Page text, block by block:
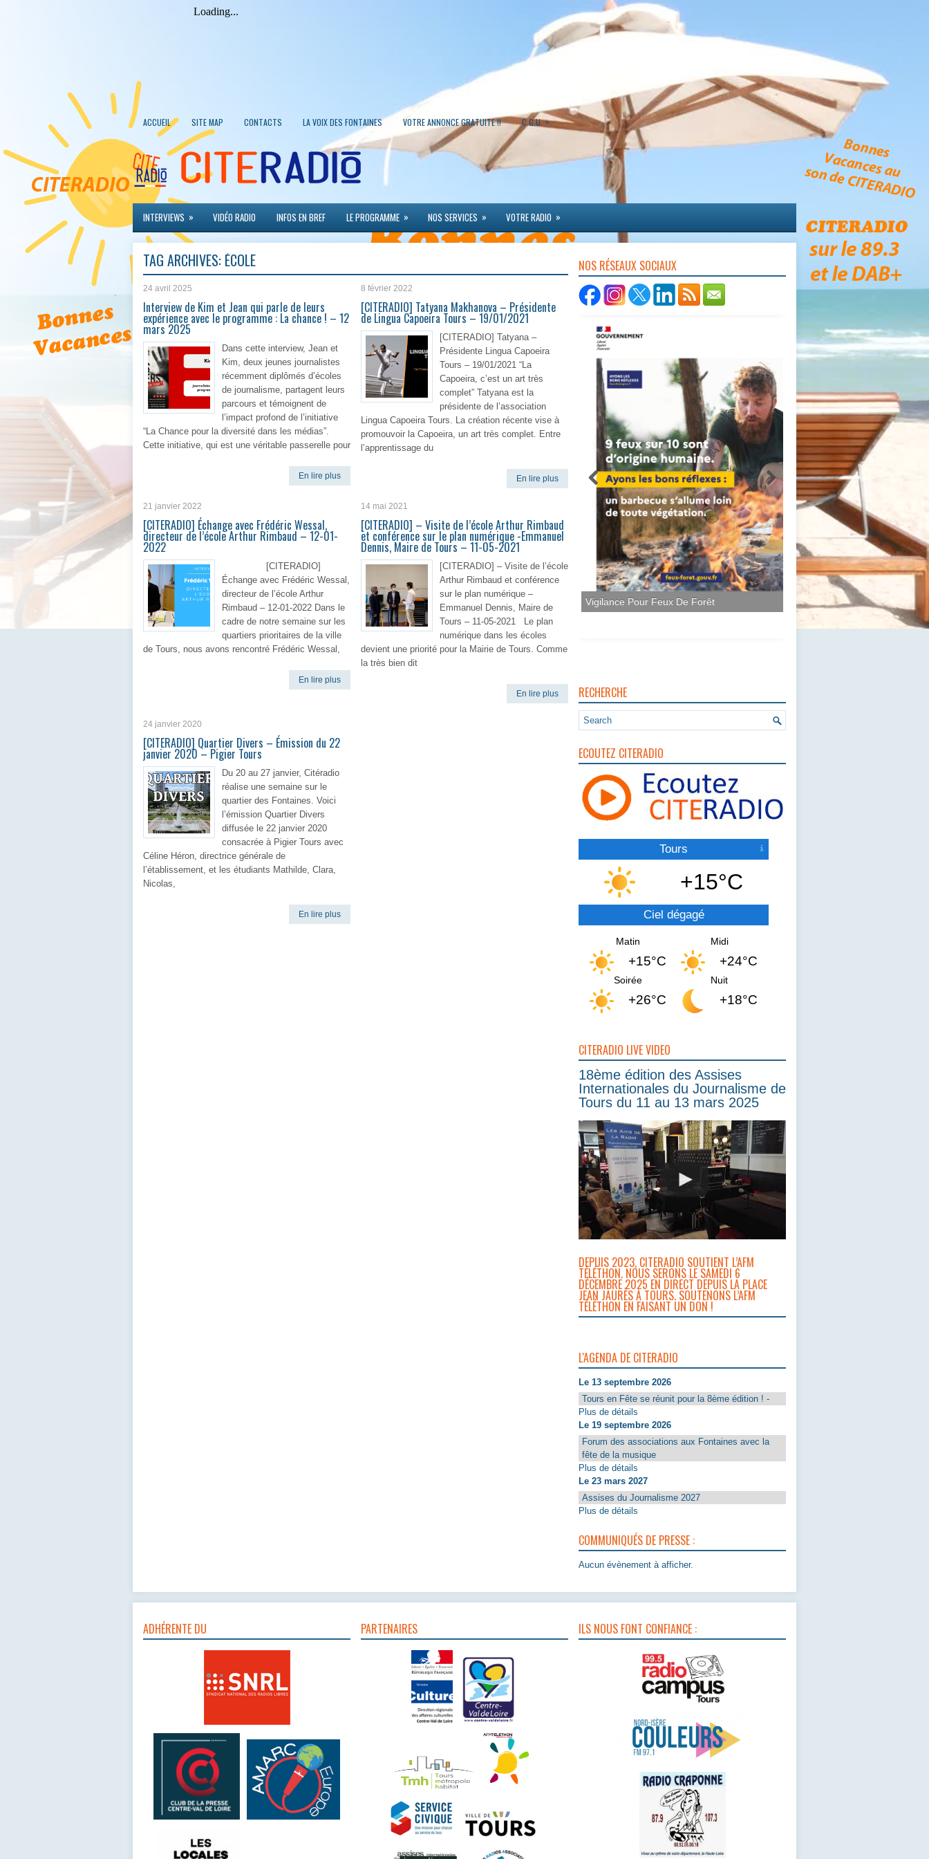
ACCUEIL SITE MAP CONTACTS LA VOIX DES FONTAINES VOTRE ANNONCE GRATUITE !! C.G.U. »
INTERVIEWS » VIDÉO RADIO INFOS EN BREF LE PROGRAMME » NOS SERVICES » VOTRE RADIO »
TAG ARCHIVES: ÉCOLE
24 avril 2025
Interview de Kim et Jean qui parle de leurs
expérience avec le programme : La chance ! – 12
mars 2025
Dans cette interview, Jean et
Kim, deux jeunes journalistes
récemment diplômés d’écoles
de journalisme, partagent leurs
parcours et témoignent de
l’impact profond de l’initiative
“La Chance pour la diversité dans les médias”.
Cette initiative, qui est une véritable passerelle pour
En lire plus
8 février 2022
[CITERADIO] Tatyana Makhanova – Présidente
de Lingua Capoeira Tours – 19/01/2021
[CITERADIO] Tatyana –
Présidente Lingua Capoeira
Tours – 19/01/2021 “La
Capoeira, c’est un art très
complet” Tatyana est la
présidente de l’association
Lingua Capoeira Tours. La création récente vise à
promouvoir la Capoeira, un art très complet. Entre
l’apprentissage du
En lire plus
21 janvier 2022
[CITERADIO] Échange avec Frédéric Wessal,
directeur de l’école Arthur Rimbaud – 12-01-
2022
[CITERADIO]
Échange avec Frédéric Wessal,
directeur de l’école Arthur
Rimbaud – 12-01-2022 Dans le
cadre de notre semaine sur les
quartiers prioritaires de la ville
de Tours, nous avons rencontré Frédéric Wessal,
En lire plus
14 mai 2021
[CITERADIO] – Visite de l’école Arthur Rimbaud
et conférence sur le plan numérique -Emmanuel
Dennis, Maire de Tours – 11-05-2021
[CITERADIO] – Visite de l’école
Arthur Rimbaud et conférence
sur le plan numérique –
Emmanuel Dennis, Maire de
Tours – 11-05-2021 Le plan
numérique dans les écoles
devient une priorité pour la Mairie de Tours. Comme
la très bien dit
En lire plus
24 janvier 2020
[CITERADIO] Quartier Divers – Émission du 22
janvier 2020 – Pigier Tours
Du 20 au 27 janvier, Citéradio
réalise une semaine sur le
quartier des Fontaines. Voici
l’émission Quartier Divers
diffusée le 22 janvier 2020
consacrée à Pigier Tours avec
Céline Héron, directrice générale de
l’établissement, et les étudiants Mathilde, Clara,
Nicolas,
En lire plus
NOS RÉSEAUX SOCIAUX
Vigilance Pour Feux De Forêt
RECHERCHE
ECOUTEZ CITERADIO
Tours
+15°C
Ciel dégagé
Matin
+15°C
Midi
+24°C
Soirée
+26°C
Nuit
+18°C
CITERADIO LIVE VIDEO
18ème édition des Assises
Internationales du Journalisme de
Tours du 11 au 13 mars 2025
DEPUIS 2023, CITERADIO SOUTIENT L’AFM
TÉLÉTHON. NOUS SERONS LE SAMEDI 6
DÉCEMBRE 2025 EN DIRECT DEPUIS LA PLACE
JEAN JAURÈS À TOURS. SOUTENONS L’AFM
TÉLÉTHON EN FAISANT UN DON !
L'AGENDA DE CITERADIO
Le 13 septembre 2026
Tours en Fête se réunit pour la 8ème édition ! -
Plus de détails
Le 19 septembre 2026
Forum des associations aux Fontaines avec la
fête de la musique
Plus de détails
Le 23 mars 2027
Assises du Journalisme 2027
Plus de détails
COMMUNIQUÉS DE PRESSE :
Aucun évènement à afficher.
ADHÉRENTE DU PARTENAIRES ILS NOUS FONT CONFIANCE :